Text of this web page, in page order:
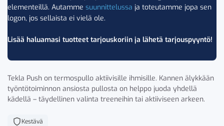
elementeillä. Autamme suunnittelussa ja toteutamme jopa sen
logon, jos sellaista ei vielä ole.
Lisää haluamasi tuotteet tarjouskoriin ja lähetä tarjouspyyntö!
Tekla Push on termospullo aktiivisille ihmisille. Kannen älykkään
työntötoiminnon ansiosta pullosta on helppo juoda yhdellä
kädellä – täydellinen valinta treeneihin tai aktiiviseen arkeen.
Kestävä